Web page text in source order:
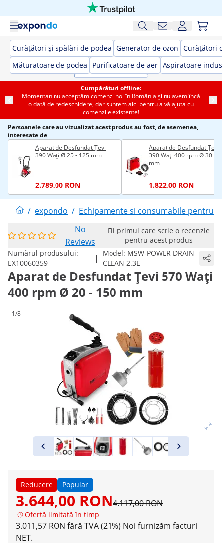
Curățători și spălări de podea Generator de ozon Curățători
Măturatoare de podea
Purificatoare de aer Aspiratoare
Cumpărături offline:
Momentan nu acceptăm comenzi noi în România și nu avem încă
o dată de redeschidere, dar suntem aici pentru a vă ajuta cu
comenzile existente!
Persoanele care au vizualizat acest produs au fost, de asemenea,
interesate de
Aparat de Desfundat Țevi
390 Wați Ø 25 - 125 mm
2.789,00 RON
Aparat de Desfundat Țevi
390 Wați 400 rpm Ø 30 -
mm
1.822,00 RON
/ expondo / Echipamente si consumabile pentru
No
Reviews
Fii primul care scrie o recenzie
pentru acest produs
Numărul produsului:
EX10060359
| Model: MSW-POWER DRAIN
CLEAN 2.3E
Aparat de Desfundat Țevi 570 Wați
400 rpm Ø 20 - 150 mm
1/8
Reducere Popular
3.644,00 RON4.117,00 RON
Ofertă limitată în timp
3.011,57 RON fără TVA (21%) Noi furnizăm facturi
NET.